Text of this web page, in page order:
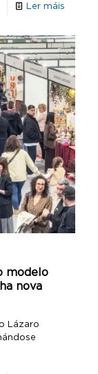
Ler máis
modelo
nova
Lázaro